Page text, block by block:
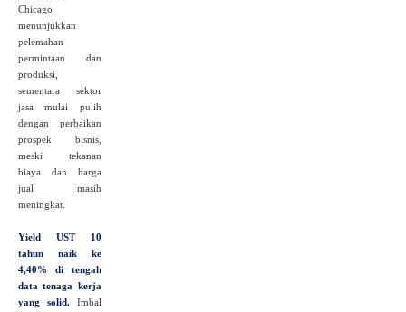
Chicago
menunjukkan
pelemahan
permintaan dan
produksi,
sementara sektor
jasa mulai pulih
dengan perbaikan
prospek bisnis,
meski tekanan
biaya dan harga
jual masih
meningkat.
Yield UST 10
tahun naik ke
4,40% di tengah
data tenaga kerja
yang solid.Imbal